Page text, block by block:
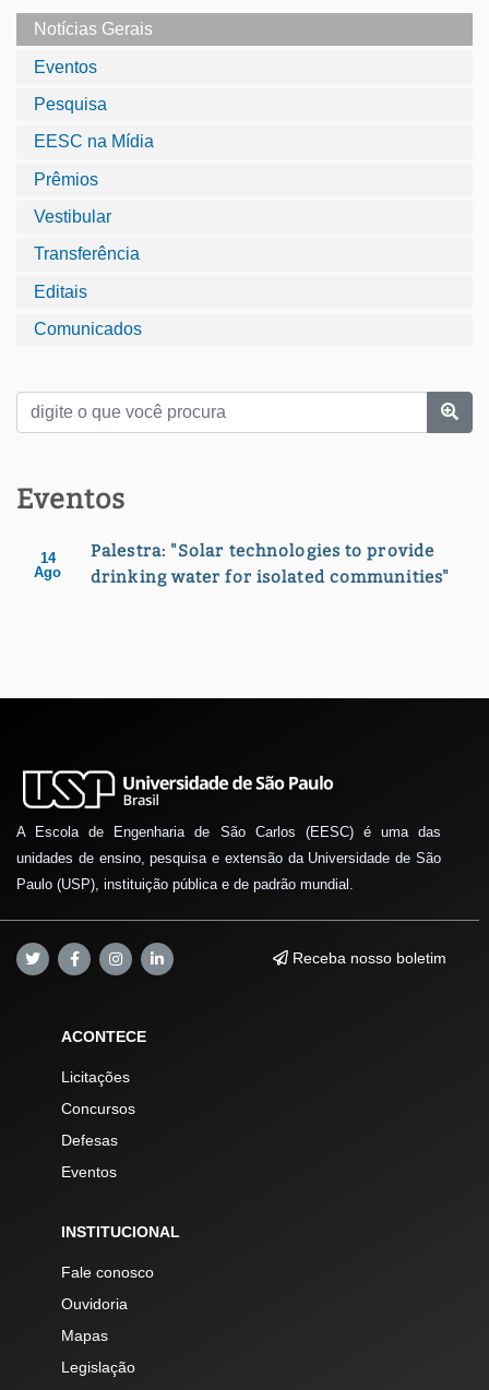
Notícias Gerais
Eventos
Pesquisa
EESC na Mídia
Prêmios
Vestibular
Transferência
Editais
Comunicados
Eventos
14
Ago
Palestra: "Solar technologies to provide
drinking water for isolated communities"
A Escola de Engenharia de São Carlos (EESC) é uma das
unidades de ensino, pesquisa e extensão da Universidade de São
Paulo (USP), instituição pública e de padrão mundial.
Receba nosso boletim
ACONTECE
Licitações
Concursos
Defesas
Eventos
INSTITUCIONAL
Fale conosco
Ouvidoria
Mapas
Legislação